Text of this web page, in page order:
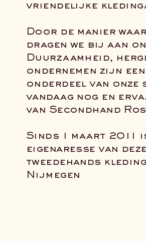
vriendelijke
Door de manier
dragen we bij aan
Duurzaamheid,
ondernemen zijn
onderdeel van onze
vandaag nog en
van Secondhand
Sinds 1 maart 2011
eigenaresse van
tweedehands
Nijmegen